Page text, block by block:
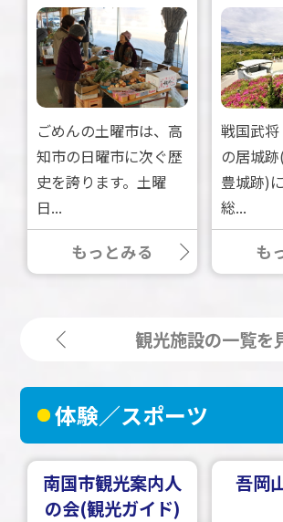
ごめんの土曜市は、高
知市の日曜市に次ぐ歴
史を誇ります。土曜
日...
もっとみる
戦国武
の居城
豊城跡)
総...
も
観光施設の一覧を
体験／スポーツ
南国市観光案内人
の会(観光ガイド)
吾岡